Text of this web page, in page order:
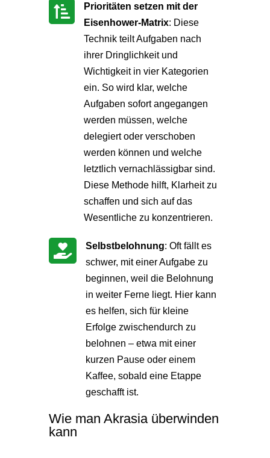

Prioritäten setzen mit der
Eisenhower-Matrix: Diese
Technik teilt Aufgaben nach
ihrer Dringlichkeit und
Wichtigkeit in vier Kategorien
ein. So wird klar, welche
Aufgaben sofort angegangen
werden müssen, welche
delegiert oder verschoben
werden können und welche
letztlich vernachlässigbar sind.
Diese Methode hilft, Klarheit zu
schaffen und sich auf das
Wesentliche zu konzentrieren.
 Selbstbelohnung: Oft fällt es
schwer, mit einer Aufgabe zu
beginnen, weil die Belohnung
in weiter Ferne liegt. Hier kann
es helfen, sich für kleine
Erfolge zwischendurch zu
belohnen – etwa mit einer
kurzen Pause oder einem
Kaffee, sobald eine Etappe
geschafft ist.
Wie man Akrasia überwinden
kann